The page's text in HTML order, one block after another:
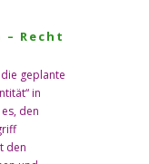
Recht
geplante
in
den
den